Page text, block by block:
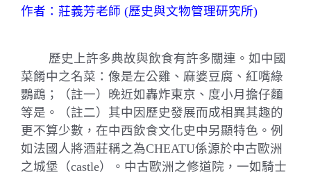
作者：莊義芳老師 (歷史與文物管理研究所)
歷史上許多典故與飲食有許多關連。如中國
菜餚中之名菜：像是左公雞、麻婆豆腐、紅嘴綠
鸚鵡；（註一）晚近如轟炸東京、度小月擔仔麵
等是。（註二）其中因歷史發展而成相異其趣的
更不算少數，在中西飲食文化史中另顯特色。例
如法國人將酒莊稱之為CHEATU係源於中古歐洲
之城堡（castle）。中古歐洲之修道院，一如騎士